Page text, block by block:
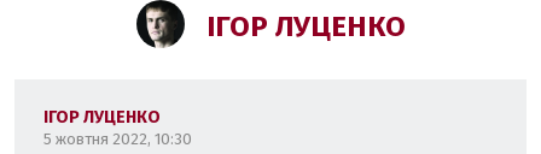
ІГОР ЛУЦЕНКО
ІГОР ЛУЦЕНКО
5 жовтня 2022, 10:30